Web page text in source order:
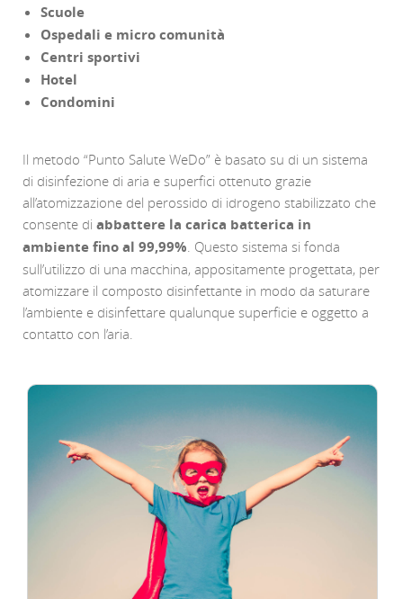
Scuole
Ospedali e micro comunità
Centri sportivi
Hotel
Condomini
Il metodo “Punto Salute WeDo” è basato su di un sistema
di disinfezione di aria e superfici ottenuto grazie
all’atomizzazione del perossido di idrogeno stabilizzato che
consente di abbattere la carica batterica in
ambiente fino al 99,99% . Questo sistema si fonda
sull’utilizzo di una macchina, appositamente progettata, per
atomizzare il composto disinfettante in modo da saturare
l’ambiente e disinfettare qualunque superficie e oggetto a
contatto con l’aria.